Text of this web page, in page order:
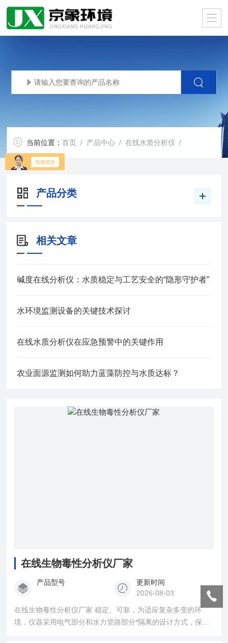
当前位置：首页 / 产品中心 /在线水质分析仪 /
产品分类
相关文章
碱度在线分析仪：水质稳定与工艺安全的“隐形守护者”
水环境监测设备的关键技术探讨
在线水质分析仪在应急预警中的关键作用
农业面源监测如何助力蓝藻防控与水质达标？
在线生物毒性分析仪厂家
产品型号
更新时间
2026-08-03
在线生物毒性分析仪厂家 稳定、可靠，为适应复杂多变的环
境，仪器采用电气部分和水力管路部分*隔离的设计方式，保证